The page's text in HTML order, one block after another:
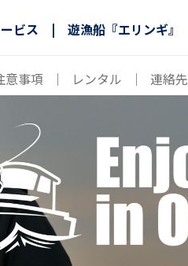
ビス | 遊漁船『エリンギ』
意事項 ｜ レンタル ｜ 連絡先